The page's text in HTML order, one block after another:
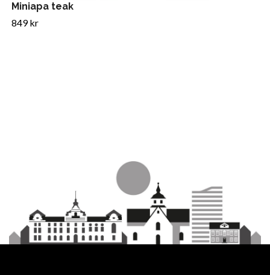
Miniapa teak
849 kr